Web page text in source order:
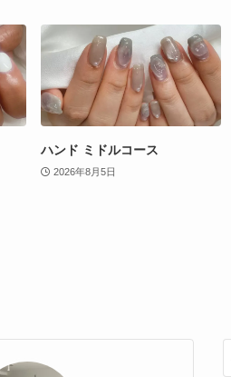
ハンド ミドルコース
2026年8月5日